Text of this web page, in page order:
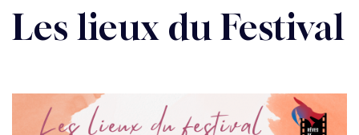
Les lieux du Festival